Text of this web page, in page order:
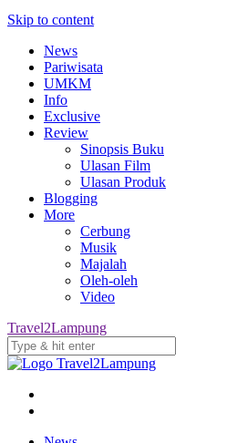
Skip to content
News
Pariwisata
UMKM
Info
Exclusive
Review
Sinopsis Buku
Ulasan Film
Ulasan Produk
Blogging
More
Cerbung
Musik
Majalah
Oleh-oleh
Video
Travel2Lampung